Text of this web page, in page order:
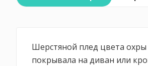
Шерстяной плед цвета
покрывала на диван или